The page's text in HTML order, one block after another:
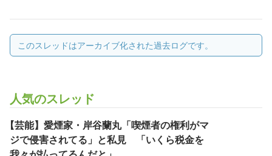
このスレッドはアーカイブ化された過去ログです。
人気のスレッド
【芸能】愛煙家・岸谷蘭丸「喫煙者の権利がマ
ジで侵害されてる」と私見 「いくら税金を